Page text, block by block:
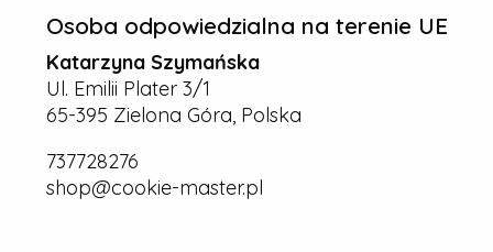
Osoba odpowiedzialna na terenie UE
Katarzyna Szymańska
Ul. Emilii Plater 3/1
65-395 Zielona Góra, Polska
737728276
shop@cookie-master.pl